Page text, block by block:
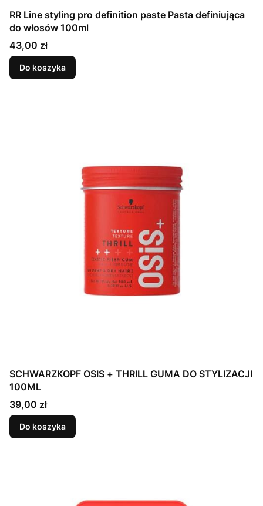
RR Line styling pro definition paste Pasta definiująca
do włosów 100ml
Cena
43,00 zł
Do koszyka
SCHWARZKOPF OSIS + THRILL GUMA DO STYLIZACJI
100ML
Cena
39,00 zł
Do koszyka